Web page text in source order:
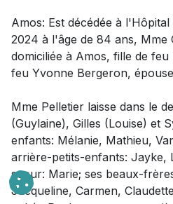
Amos: Est décédée à
2024 à l'âge de 84 ans, Mme
domiciliée à Amos, fille de
feu Yvonne Bergeron,
Mme Pelletier laisse dans le
(Guylaine), Gilles (Louise) et
enfants: Mélanie, Mathieu,
arrière-petits-enfants: Jayke,
soeur: Marie; ses beaux-
Jacqueline, Carmen,